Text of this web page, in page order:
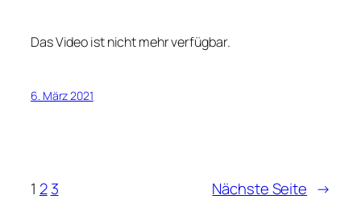
Das Video ist nicht mehr verfügbar.
6. März 2021
1 2 3 Nächste Seite →